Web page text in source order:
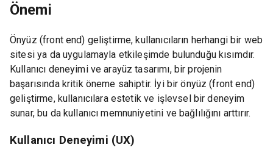
Önemi
Önyüz (front end) geliştirme, kullanıcıların herhangi bir web
sitesi ya da uygulamayla etkileşimde bulunduğu kısımdır.
Kullanıcı deneyimi ve arayüz tasarımı, bir projenin
başarısında kritik öneme sahiptir. İyi bir önyüz (front end)
geliştirme, kullanıcılara estetik ve işlevsel bir deneyim
sunar, bu da kullanıcı memnuniyetini ve bağlılığını arttırır.
Kullanıcı Deneyimi (UX)